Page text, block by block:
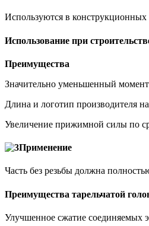
Используются в
Использование при
Преимущества
Значительно уменьшенный
Длина и логотип производителя
Увеличение прижимной силы по
Применение
Часть без резьбы должна
Преимущества тарельчатой
Улучшенное сжатие соединяемых